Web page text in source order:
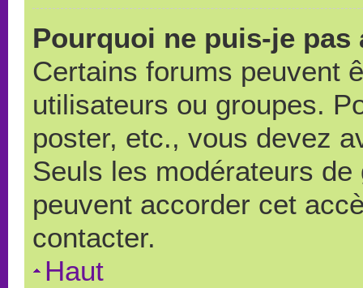
Pourquoi ne puis-je
Certains forums peuvent
utilisateurs ou groupes.
poster, etc., vous devez
Seuls les modérateurs
peuvent accorder cet
contacter.
Haut